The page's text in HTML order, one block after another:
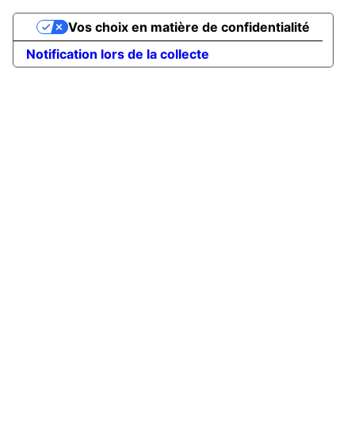
Notification lors de la collecte
Vos choix en matière de confidentialité